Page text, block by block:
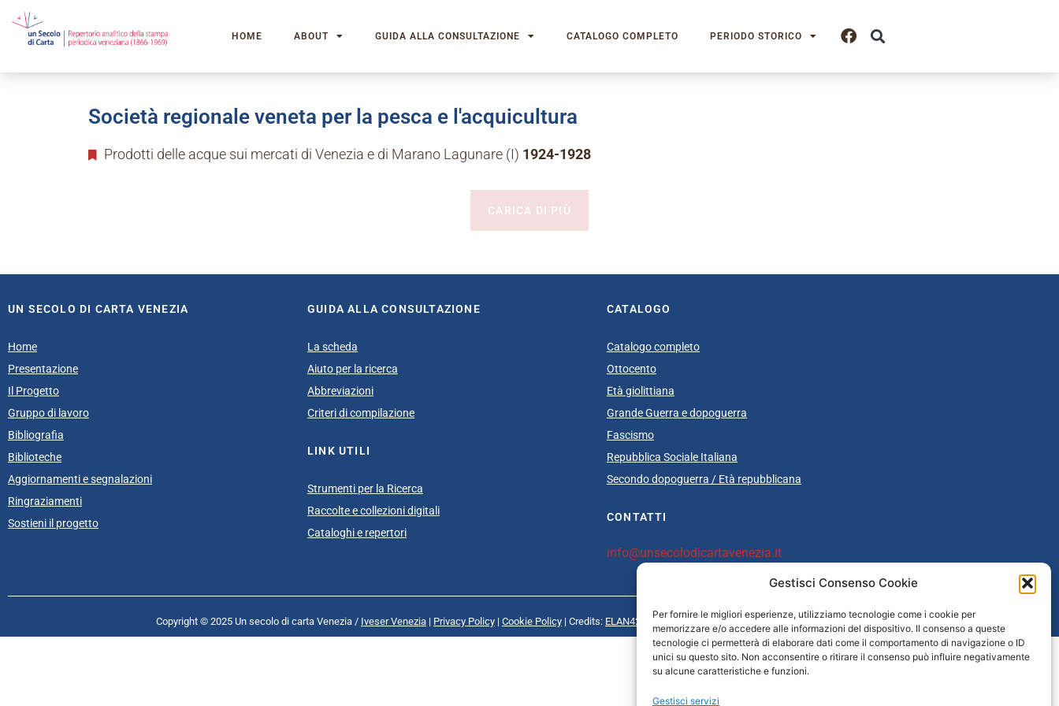
Gestisci Consenso Cookie
Per fornire le migliori esperienze, utilizziamo tecnologie come i cookie per
memorizzare e/o accedere alle informazioni del dispositivo. Il consenso a queste
tecnologie ci permetterà di elaborare dati come il comportamento di navigazione o ID
unici su questo sito. Non acconsentire o ritirare il consenso può influire negativamente
su alcune caratteristiche e funzioni.
Gestisci servizi
HOME ABOUT GUIDA ALLA CONSULTAZIONE CATALOGO COMPLETO PERIODO STORICO
Società regionale veneta per la pesca e l'acquicultura
Prodotti delle acque sui mercati di Venezia e di Marano Lagunare (I) 1924-1928
CARICA DI PIÙ
UN SECOLO DI CARTA VENEZIA
Home
Presentazione
Il Progetto
Gruppo di lavoro
Bibliografia
Biblioteche
Aggiornamenti e segnalazioni
Ringraziamenti
Sostieni il progetto
GUIDA ALLA CONSULTAZIONE
La scheda
Aiuto per la ricerca
Abbreviazioni
Criteri di compilazione
LINK UTILI
Strumenti per la Ricerca
Raccolte e collezioni digitali
Cataloghi e repertori
CATALOGO
Catalogo completo
Ottocento
Età giolittiana
Grande Guerra e dopoguerra
Fascismo
Repubblica Sociale Italiana
Secondo dopoguerra / Età repubblicana
CONTATTI
info@unsecolodicartavenezia.it
Copyright © 2025 Un secolo di carta Venezia / Iveser Venezia | Privacy Policy | Cookie Policy | Credits: ELAN42 Web + Comunicazione